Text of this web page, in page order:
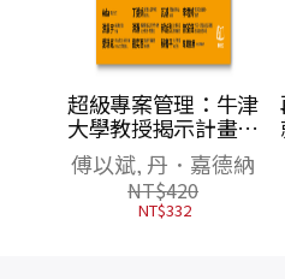
再不增加收入，生活
就撐不下去了！：賺
的錢愈變愈小？未
來，人人都是「副業
大叔」
若月澪子
NT$460
NT$363